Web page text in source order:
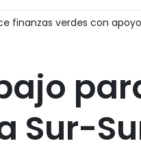
finanzas verdes con
Sur-